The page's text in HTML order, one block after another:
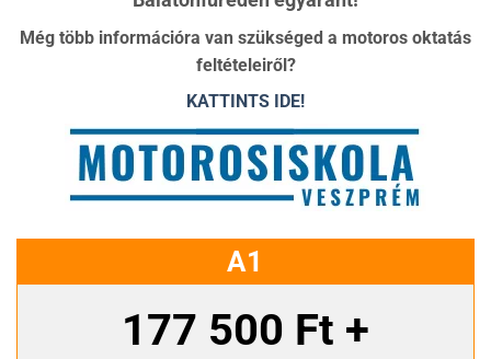
Még több információra van szükséged a motoros oktatás
feltételeiről?
KATTINTS IDE!
A1
177 500 Ft +